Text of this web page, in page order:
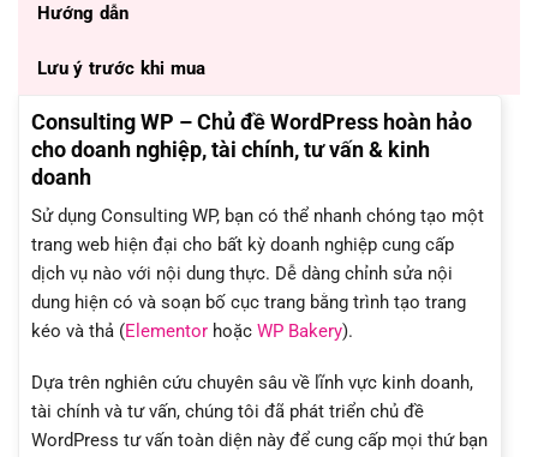
Hướng dẫn
Lưu ý trước khi mua
Consulting WP – Chủ đề WordPress hoàn hảo
cho doanh nghiệp, tài chính, tư vấn & kinh
doanh
Sử dụng Consulting WP, bạn có thể nhanh chóng tạo một
trang web hiện đại cho bất kỳ doanh nghiệp cung cấp
dịch vụ nào với nội dung thực. Dễ dàng chỉnh sửa nội
dung hiện có và soạn bố cục trang bằng trình tạo trang
kéo và thả (Elementor hoặc WP Bakery).
Dựa trên nghiên cứu chuyên sâu về lĩnh vực kinh doanh,
tài chính và tư vấn, chúng tôi đã phát triển chủ đề
WordPress tư vấn toàn diện này để cung cấp mọi thứ bạn